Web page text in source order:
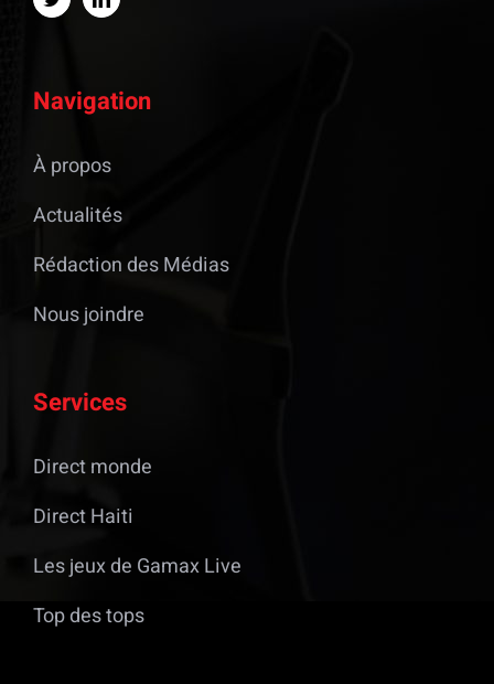
Navigation
À propos
Actualités
Rédaction des Médias
Nous joindre
Services
Direct monde
Direct Haiti
Les jeux de Gamax Live
Top des tops